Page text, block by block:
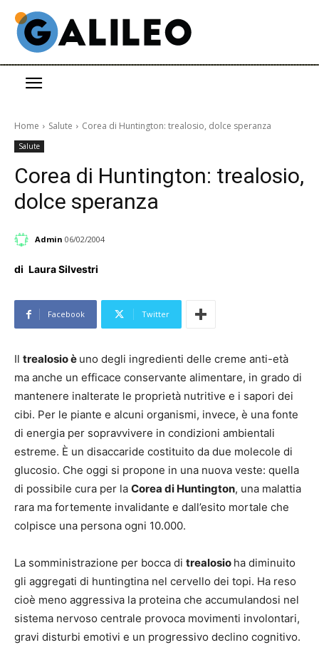
Home Salute Corea di Huntington: trealosio, dolce speranza
Salute
Corea di Huntington: trealosio,
dolce speranza
Admin 06/02/2004
di Laura Silvestri
Facebook Twitter
Il trealosio è uno degli ingredienti delle creme anti-età
ma anche un efficace conservante alimentare, in grado di
mantenere inalterate le proprietà nutritive e i sapori dei
cibi. Per le piante e alcuni organismi, invece, è una fonte
di energia per sopravvivere in condizioni ambientali
estreme. È un disaccaride costituito da due molecole di
glucosio. Che oggi si propone in una nuova veste: quella
di possibile cura per la Corea di Huntington, una malattia
rara ma fortemente invalidante e dall’esito mortale che
colpisce una persona ogni 10.000.
La somministrazione per bocca di trealosio ha diminuito
gli aggregati di huntingtina nel cervello dei topi. Ha reso
cioè meno aggressiva la proteina che accumulandosi nel
sistema nervoso centrale provoca movimenti involontari,
gravi disturbi emotivi e un progressivo declino cognitivo.